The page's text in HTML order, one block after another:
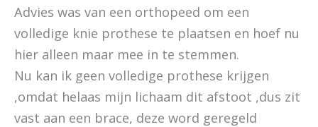
Advies was van een orthopeed om een
volledige knie prothese te plaatsen en hoef nu
hier alleen maar mee in te stemmen.
Nu kan ik geen volledige prothese krijgen
,omdat helaas mijn lichaam dit afstoot ,dus zit
vast aan een brace, deze word geregeld